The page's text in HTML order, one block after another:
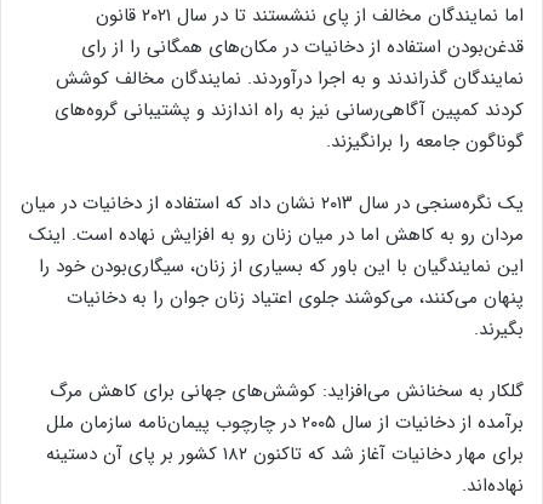
اما نمایندگان مخالف از پای ننشستند تا در سال ۲۰۲۱ قانون
قدغن‌بودن استفاده از دخانیات در مکان‌های همگانی را از رای
نمایندگان گذراندند و به اجرا درآوردند. نمایندگان مخالف کوشش
کردند کمپین آگاهی‌‌رسانی نیز به راه اندازند و پشتیبانی گروه‌های
گوناگون جامعه را برانگیزند.
یک نگره‌سنجی در سال ۲۰۱۳ نشان داد که استفاده از دخانیات در میان
مردان رو به کاهش اما در میان زنان رو به افزایش نهاده است. اینک
این نمایندگیان با این باور که بسیاری از زنان، سیگاری‌بودن خود را
پنهان می‌کنند، می‌کوشند جلوی اعتیاد زنان جوان را به دخانیات
بگیرند.
گلکار به سخنانش می‌افزاید: کوشش‌های جهانی برای کاهش مرگ‌
برآمده از دخانیات از سال ۲۰۰۵ در چارچوب پیمان‌نامه سازمان ملل
برای مهار دخانیات آغاز شد که تاکنون ۱۸۲ کشور بر پای آن دستینه
نهاده‌اند.